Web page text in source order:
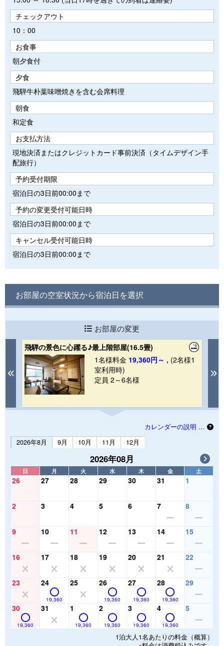
チェックアウト
10：00
お食事
朝夕食付
夕食
飛騨牛朴葉味噌焼きを含む会席料理
朝食
和定食
お支払方法
現地決済またはクレジットカード事前決済（タイムデザイン手
配旅行）
予約受付期限
宿泊日の3日前00:00まで
予約の変更受付可能日時
宿泊日の3日前00:00まで
キャンセル受付可能日時
宿泊日の3日前00:00まで
お部屋の空室状況から宿泊日を選択
お部屋の変更
Previous
飛騨の景色に心躍る♪最上階部屋(16.5畳)
1名様料金 19,360円～ , (2名様1
室利用時)
定員 2～6名様
カレンダーの説明 …
2026年8月
9月 10月 11月 12月
2026年08月
日 月 火 水 木 金 土
26 27 28 29 30 31 1
2 3 4 5 6 7 8
9 10 11 12 13 14 15
16 17 18 19 20 21 22
23 24
19,360
25 26
19,360
27
19,360
28
19,360
29
30
19,360
31 1
19,360
2
19,360
3
19,360
4
19,360
5
1泊大人1名あたりの料金（概算）